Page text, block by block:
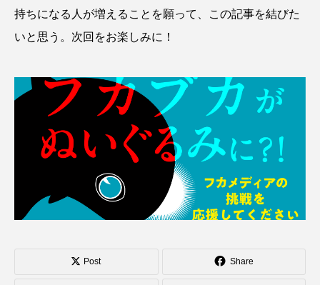
持ちになる人が増えることを願って、この記事を結びた
いと思う。次回をお楽しみに！
Post Share